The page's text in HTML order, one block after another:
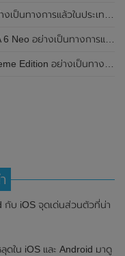
างการแล้วในประเทศอินเดีย
แล้วในประเทศไทย ในราคา 8,499 บาท
างเป็นทางการแล้วในประเทศจีน
กับ iOS จุดเด่นส่วนตัวที่น่า
ใน iOS และ Android มาดู